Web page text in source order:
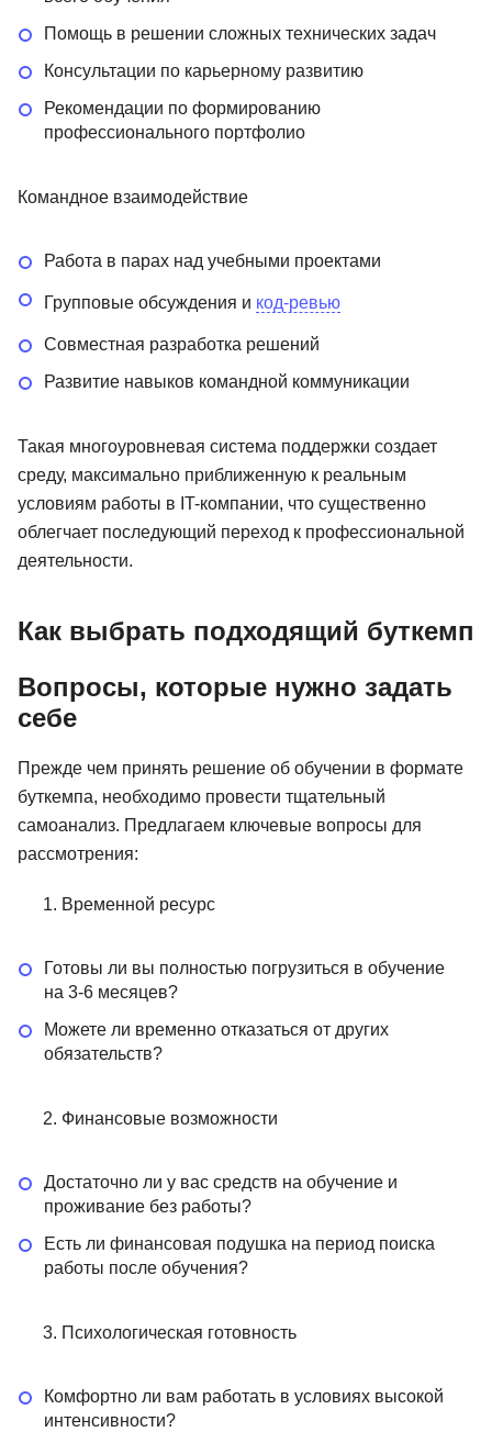
Помощь в решении сложных технических задач
Консультации по карьерному развитию
Рекомендации по формированию
профессионального портфолио
Командное взаимодействие
Работа в парах над учебными проектами
Групповые обсуждения и код-ревью
Совместная разработка решений
Развитие навыков командной коммуникации
Такая многоуровневая система поддержки создает
среду, максимально приближенную к реальным
условиям работы в IT-компании, что существенно
облегчает последующий переход к профессиональной
деятельности.
Как выбрать подходящий буткемп
Вопросы, которые нужно задать
себе
Прежде чем принять решение об обучении в формате
буткемпа, необходимо провести тщательный
самоанализ. Предлагаем ключевые вопросы для
рассмотрения:
Временной ресурс
Готовы ли вы полностью погрузиться в обучение
на 3-6 месяцев?
Можете ли временно отказаться от других
обязательств?
Финансовые возможности
Достаточно ли у вас средств на обучение и
проживание без работы?
Есть ли финансовая подушка на период поиска
работы после обучения?
Психологическая готовность
Комфортно ли вам работать в условиях высокой
интенсивности?